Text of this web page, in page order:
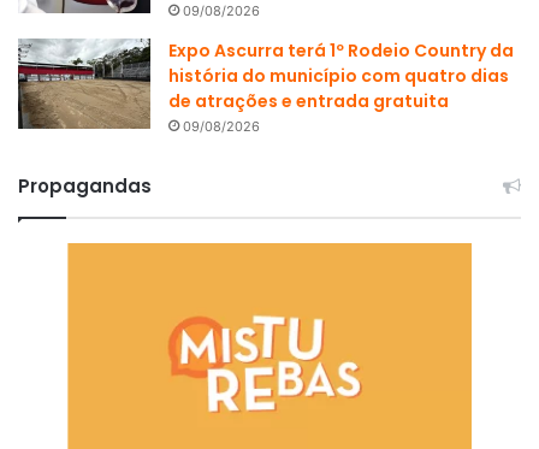
09/08/2026
Expo Ascurra terá 1º Rodeio Country da
história do município com quatro dias
de atrações e entrada gratuita
09/08/2026
Propagandas